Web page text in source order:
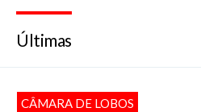
Últimas
CÂMARA DE LOBOS